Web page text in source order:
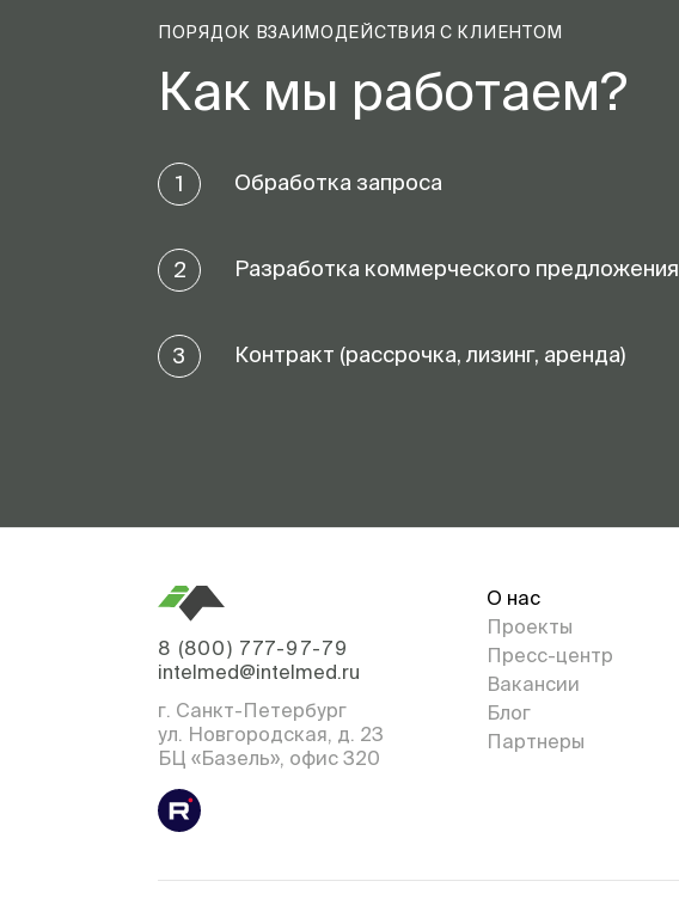
ПОРЯДОК ВЗАИМОДЕЙСТВИЯ С КЛИЕНТОМ
Как мы работаем?
1 Обработка запроса
2 Разработка коммерческого предложения
3 Контракт (рассрочка, лизинг, аренда)
8 (800) 777-97-79
intelmed@intelmed.ru
г. Санкт-Петербург
ул. Новгородская, д. 23
БЦ «Базель», офис 320
О нас
Проекты
Пресс-центр
Вакансии
Блог
Партнеры